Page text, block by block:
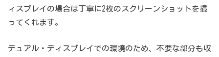
ィスプレイの場合は丁寧に2枚のスクリーンショットを撮
ってくれます。
デュアル・ディスプレイでの環境のため、不要な部分も収